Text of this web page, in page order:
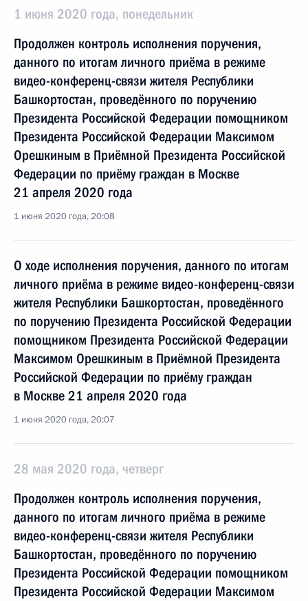
1 июня 2020 года, понедельник
Продолжен контроль исполнения поручения,
данного по итогам личного приёма в режиме
видео-конференц-связи жителя Республики
Башкортостан, проведённого по поручению
Президента Российской Федерации помощником
Президента Российской Федерации Максимом
Орешкиным в Приёмной Президента Российской
Федерации по приёму граждан в Москве
21 апреля 2020 года
1 июня 2020 года, 20:08
О ходе исполнения поручения, данного по итогам
личного приёма в режиме видео-конференц-связи
жителя Республики Башкортостан, проведённого
по поручению Президента Российской Федерации
помощником Президента Российской Федерации
Максимом Орешкиным в Приёмной Президента
Российской Федерации по приёму граждан
в Москве 21 апреля 2020 года
1 июня 2020 года, 20:07
28 мая 2020 года, четверг
Продолжен контроль исполнения поручения,
данного по итогам личного приёма в режиме
видео-конференц-связи жителя Республики
Башкортостан, проведённого по поручению
Президента Российской Федерации помощником
Президента Российской Федерации Максимом